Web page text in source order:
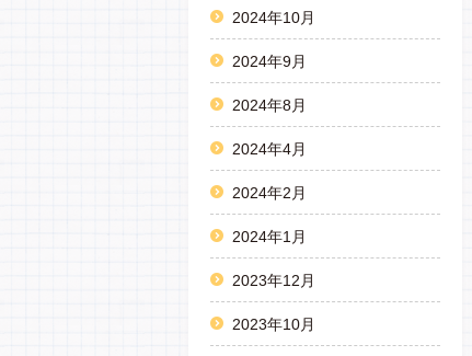
2024年10月
2024年9月
2024年8月
2024年4月
2024年2月
2024年1月
2023年12月
2023年10月